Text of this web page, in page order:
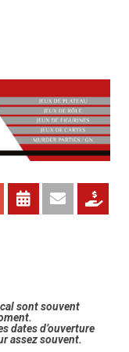
sont souvent
dates d’ouverture
assez souvent.